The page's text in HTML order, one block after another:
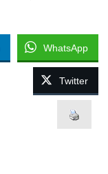
WhatsApp
Twitter